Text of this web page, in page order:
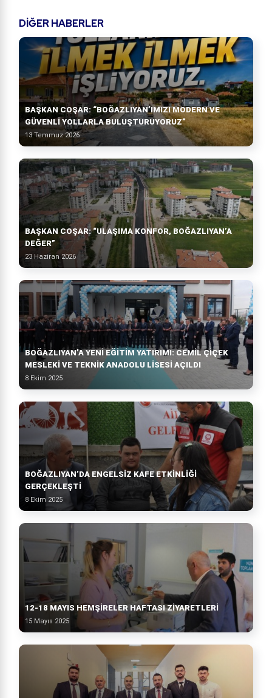
DİĞER HABERLER
BAŞKAN COŞAR: “BOĞAZLIYAN’IMIZI MODERN VE
GÜVENLİ YOLLARLA BULUŞTURUYORUZ”
13 Temmuz 2026
BAŞKAN COŞAR: “ULAŞIMA KONFOR, BOĞAZLIYAN’A
DEĞER”
23 Haziran 2026
BOĞAZLIYAN’A YENI EĞITIM YATIRIMI: CEMIL ÇIÇEK
MESLEKI VE TEKNIK ANADOLU LISESI AÇILDI
8 Ekim 2025
BOĞAZLIYAN’DA ENGELSIZ KAFE ETKINLIĞI
GERÇEKLEŞTI
8 Ekim 2025
12-18 MAYIS HEMŞIRELER HAFTASI ZIYARETLERI
15 Mayıs 2025